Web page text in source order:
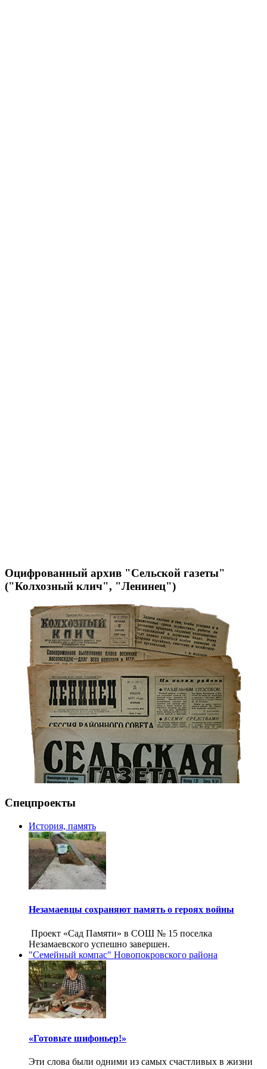
Оцифрованный архив "Сельской газеты"
("Колхозный клич", "Ленинец")
Спецпроекты
История, память
Незамаевцы сохраняют память о героях войны
Проект «Сад Памяти» в СОШ № 15 поселка
Незамаевского успешно завершен.
"Семейный компас" Новопокровского района
«Готовьте шифоньер!»
Эти слова были одними из самых счастливых в жизни